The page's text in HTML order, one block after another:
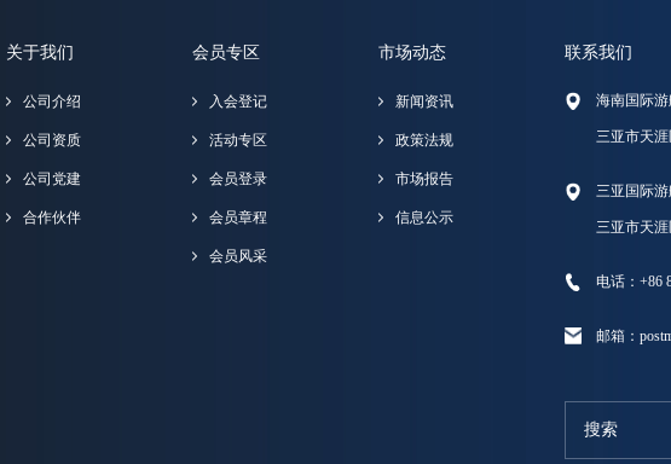
关于我们
公司介绍
公司资质
公司党建
合作伙伴
会员专区
入会登记
活动专区
会员登录
会员章程
会员风采
市场动态
新闻资讯
政策法规
市场报告
信息公示
联系我们
海南国际
三亚市天
三亚国际
三亚市天
电话：+86
邮箱：